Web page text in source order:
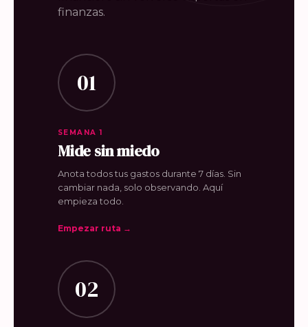
finanzas.
01
SEMANA 1
Mide sin miedo
Anota todos tus gastos durante 7 días. Sin
cambiar nada, solo observando. Aquí
empieza todo.
Empezar ruta →
02